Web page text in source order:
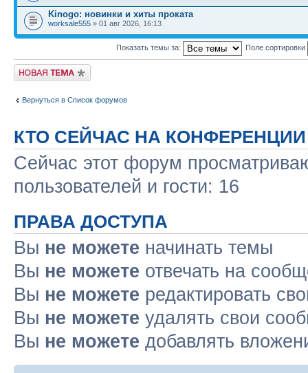
Kinogo: новинки и хиты проката
worksale555 » 01 авг 2026, 16:13
Показать темы за: Поле сортировки
Новая тема
Вернуться в Список форумов
КТО СЕЙЧАС НА КОНФЕРЕНЦИИ
Сейчас этот форум
пользователей и гости: 16
ПРАВА ДОСТУПА
Вы не можете начинать темы
Вы не можете отвечать на
Вы не можете редактировать
Вы не можете удалять свои
Вы не можете добавлять